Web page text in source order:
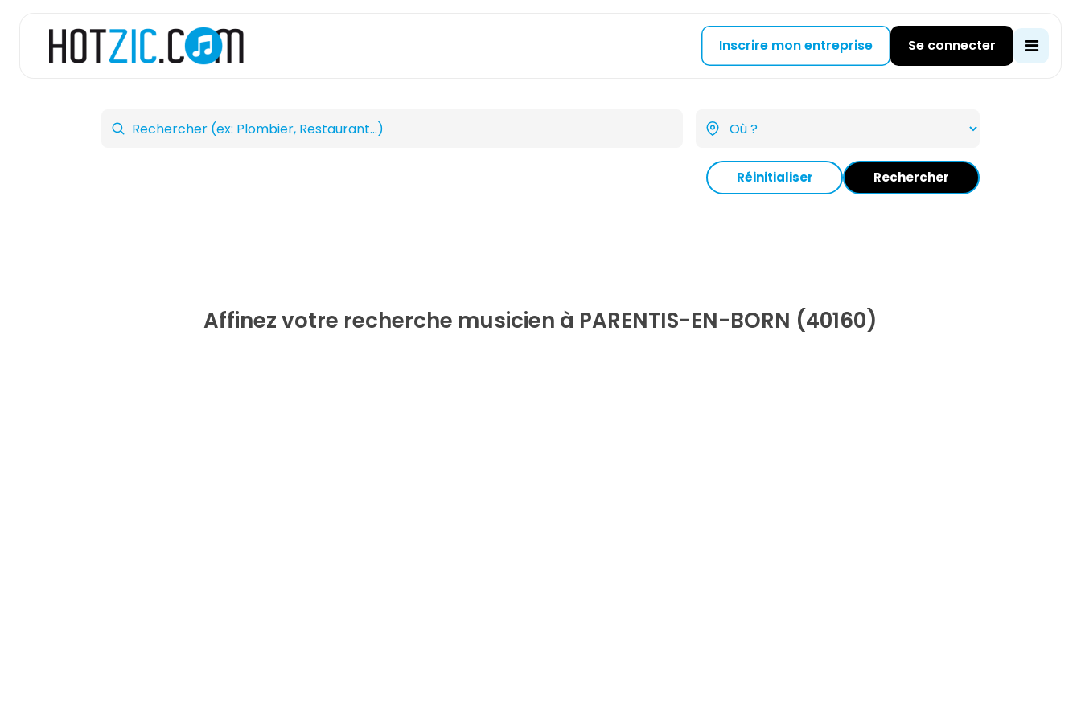
Inscrire mon entreprise Se connecter
Réinitialiser Rechercher
Affinez votre recherche musicien à PARENTIS-EN-BORN (40160)